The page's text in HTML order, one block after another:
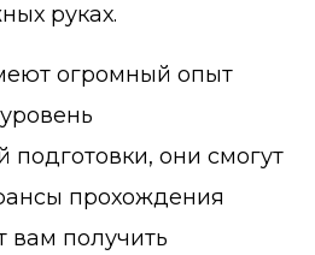
руках.
огромный опыт
подготовки, они смогут
прохождения
вам получить